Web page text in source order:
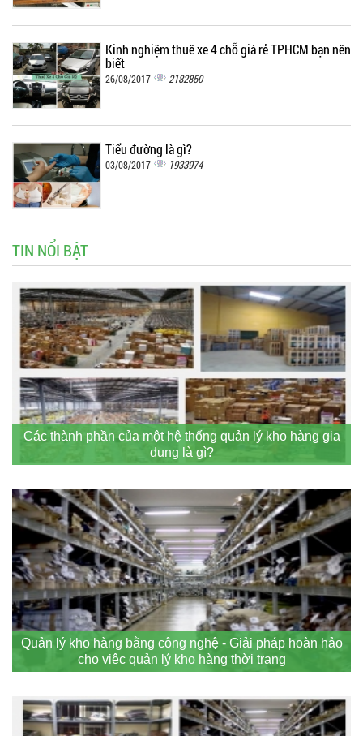
Kinh nghiệm thuê xe 4 chỗ giá rẻ TPHCM bạn nên
biết
26/08/2017 2182850
Tiểu đường là gì?
03/08/2017 1933974
TIN NỔI BẬT
Các thành phần của một hệ thống quản lý kho hàng gia
dụng là gì?
Quản lý kho hàng bằng công nghệ - Giải pháp hoàn hảo
cho việc quản lý kho hàng thời trang